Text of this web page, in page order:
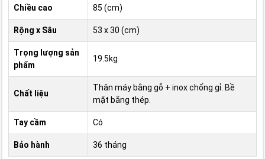
Chiều cao 85 (cm)
Rộng x Sâu 53 x 30 (cm)
Trọng lượng sản
phẩm
19.5kg
Chất liệu
Thân máy bằng gỗ + inox chống gỉ. Bề
mặt bằng thép.
Tay cầm Có
Bảo hành 36 tháng